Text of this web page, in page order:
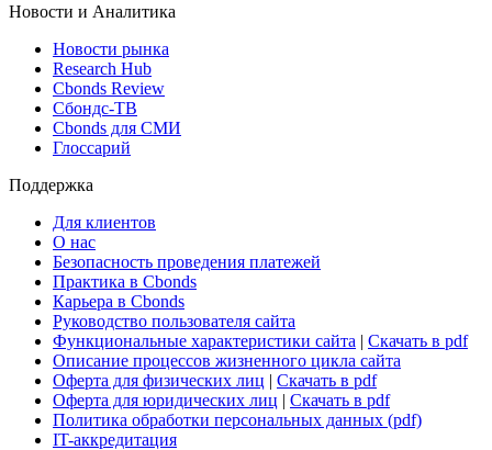
Новости и Аналитика
Новости рынка
Research Hub
Cbonds Review
Сбондс-ТВ
Cbonds для СМИ
Глоссарий
Поддержка
Для клиентов
О нас
Безопасность проведения платежей
Практика в Cbonds
Карьера в Cbonds
Руководство пользователя сайта
Функциональные характеристики сайта | Скачать в pdf
Описание процессов жизненного цикла сайта
Оферта для физических лиц | Скачать в pdf
Оферта для юридических лиц | Скачать в pdf
Политика обработки персональных данных (pdf)
IT-аккредитация